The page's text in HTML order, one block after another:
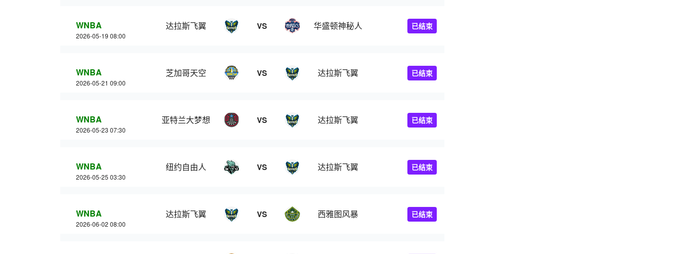
WNBA
2026-05-19 08:00
达拉斯飞翼 VS 华盛顿神秘人 已结束
WNBA
2026-05-21 09:00
芝加哥天空 VS 达拉斯飞翼 已结束
WNBA
2026-05-23 07:30
亚特兰大梦想 VS 达拉斯飞翼 已结束
WNBA
2026-05-25 03:30
纽约自由人 VS 达拉斯飞翼 已结束
WNBA
2026-06-02 08:00
达拉斯飞翼 VS 西雅图风暴 已结束